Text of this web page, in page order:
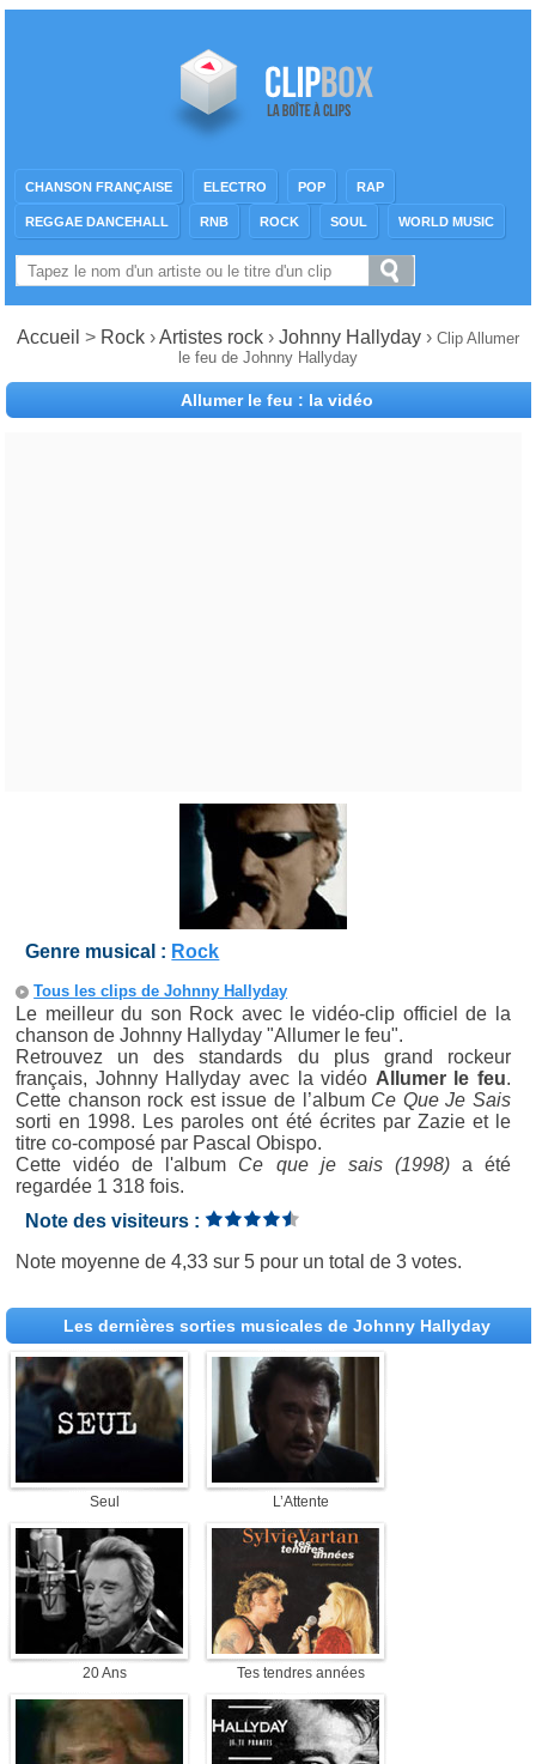
CHANSON FRANÇAISE ELECTRO POP RAP
REGGAE DANCEHALL RNB ROCK SOUL WORLD MUSIC
Accueil > Rock ›Artistes rock › Johnny Hallyday › Clip Allumer
le feu de Johnny Hallyday
Allumer le feu : la vidéo
Genre musical : Rock
Tous les clips de Johnny Hallyday
Le meilleur du son Rock avec le vidéo-clip officiel de la
chanson de Johnny Hallyday "Allumer le feu".
Retrouvez un des standards du plus grand rockeur
français, Johnny Hallyday avec la vidéo Allumer le feu.
Cette chanson rock est issue de l’album Ce Que Je Sais
sorti en 1998. Les paroles ont été écrites par Zazie et le
titre co-composé par Pascal Obispo.
Cette vidéo de l'album Ce que je sais (1998)a été
regardée 1 318 fois.
Note des visiteurs :
Note moyenne de4,33 sur5 pour un total de3 votes.
Les dernières sorties musicales de Johnny Hallyday
Seul L’Attente
20 Ans Tes tendres années